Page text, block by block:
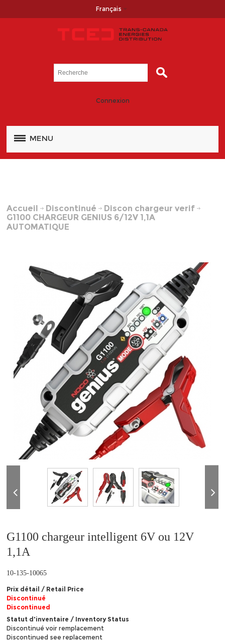
Français
Connexion
MENU
Accueil Discontinué
Discon chargeur verif
G1100 CHARGEUR GENIUS 6/12V 1,1A
AUTOMATIQUE
G1100 chargeur intelligent 6V ou 12V
1,1A
10-135-10065
Prix détail / Retail Price
Discontinué
Discontinued
Statut d'inventaire / Inventory Status
Discontinué voir remplacement
Discontinued see replacement